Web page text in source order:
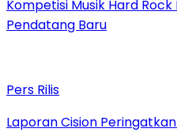
Kompetisi Musik Hard Rock
Pendatang Baru
Pers Rilis
Laporan Cision